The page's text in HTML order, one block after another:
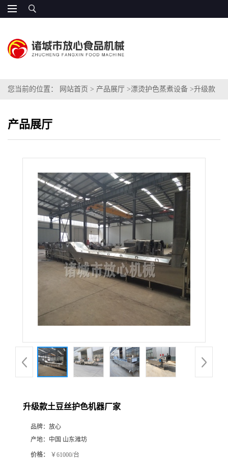
您当前的位置： 网站首页 > 产品展厅 >漂烫护色蒸煮设备 >升级款
产品展厅
升级款土豆丝护色机器厂家
品牌： 放心
产地： 中国 山东潍坊
价格： ￥61000/台